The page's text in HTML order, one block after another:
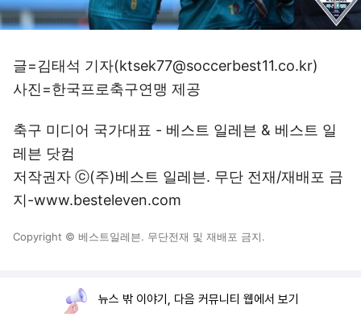
글=김태석 기자(ktsek77@soccerbest11.co.kr)
사진=한국프로축구연맹 제공
축구 미디어 국가대표 - 베스트 일레븐 & 베스트 일
레븐 닷컴
저작권자 ⓒ(주)베스트 일레븐. 무단 전재/재배포 금
지-www.besteleven.com
Copyright © 베스트일레븐. 무단전재 및 재배포 금지.
뉴스 밖 이야기, 다음 커뮤니티 웹에서 보기